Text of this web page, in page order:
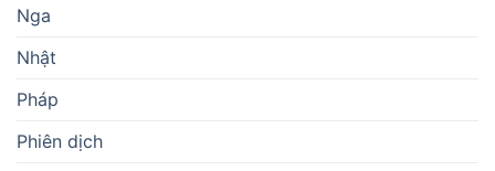
Nga
Nhật
Pháp
Phiên dịch